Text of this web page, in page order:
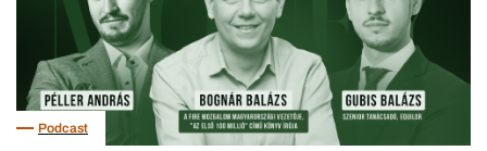
Podcast